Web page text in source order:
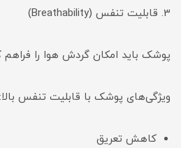
3. قابلیت تنفس (Breathability)
پوشک باید امکان گردش هوا را فراهم
ویژگی‌های پوشک با قابلیت تنفس بالا:
کاهش تعریق